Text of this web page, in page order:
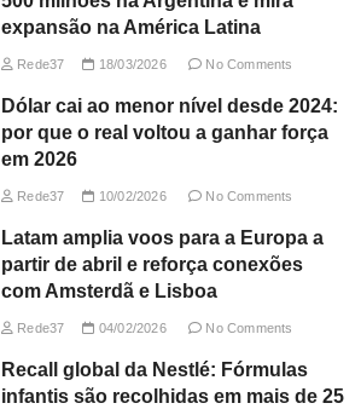
expansão na América Latina
Rede37 18/03/2026 No Comments
Dólar cai ao menor nível desde 2024:
por que o real voltou a ganhar força
em 2026
Rede37 10/02/2026 No Comments
Latam amplia voos para a Europa a
partir de abril e reforça conexões
com Amsterdã e Lisboa
Rede37 04/02/2026 No Comments
Recall global da Nestlé: Fórmulas
infantis são recolhidas em mais de 25